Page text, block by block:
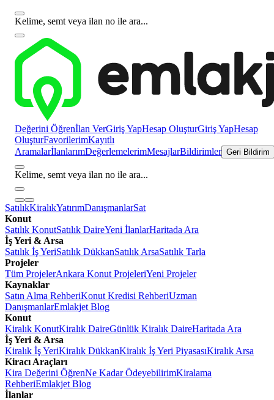
Kelime, semt veya ilan no ile ara...
Değerini Öğrenİlan VerGiriş YapHesap OluşturGiriş YapHesap
OluşturFavorilerimKayıtlı
AramalarİlanlarımDeğerlemelerimMesajlarBildirimler Geri Bildirim
Kelime, semt veya ilan no ile ara...
SatılıkKiralıkYatırımDanışmanlarSat
Konut
Satılık KonutSatılık DaireYeni İlanlarHaritada Ara
İş Yeri & Arsa
Satılık İş YeriSatılık DükkanSatılık ArsaSatılık Tarla
Projeler
Tüm ProjelerAnkara Konut ProjeleriYeni Projeler
Kaynaklar
Satın Alma RehberiKonut Kredisi RehberiUzman
DanışmanlarEmlakjet Blog
Konut
Kiralık KonutKiralık DaireGünlük Kiralık DaireHaritada Ara
İş Yeri & Arsa
Kiralık İş YeriKiralık DükkanKiralık İş Yeri PiyasasıKiralık Arsa
Kiracı Araçları
Kira Değerini ÖğrenNe Kadar ÖdeyebilirimKiralama
RehberiEmlakjet Blog
İlanlar